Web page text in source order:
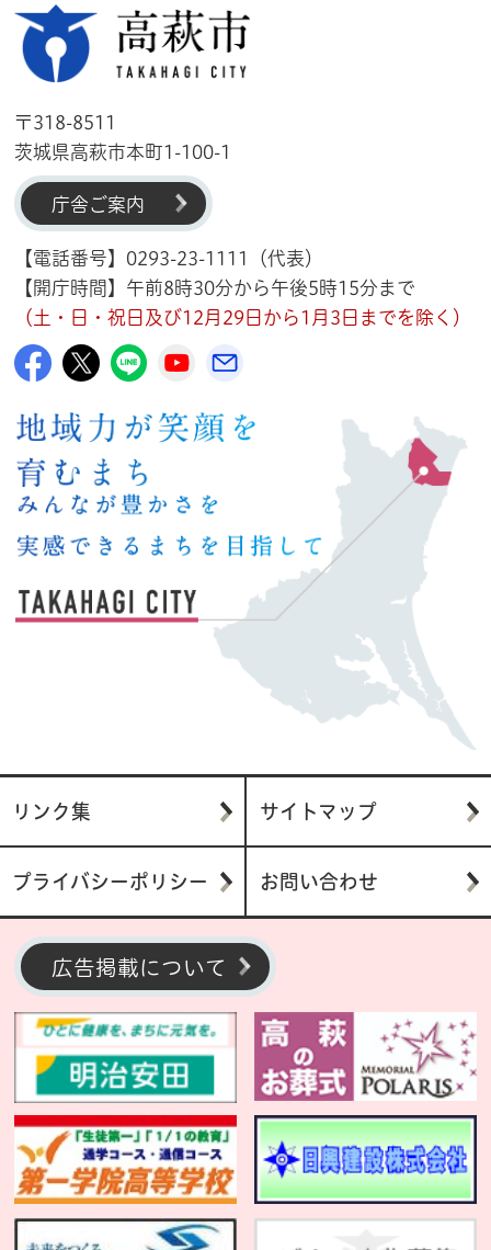
〒318-8511
茨城県高萩市本町1-100-1
庁舎ご案内
【電話番号】0293-23-1111（代表）
【開庁時間】午前8時30分から午後5時15分まで
（土・日・祝日及び12月29日から1月3日までを除く）
高萩市公式Facebook
高萩市公式Twitter
高萩市公式LINE
高萩市YouTube公式チャンネル
リンク集 サイトマップ
プライバシーポリシー お問い合わせ
広告掲載について